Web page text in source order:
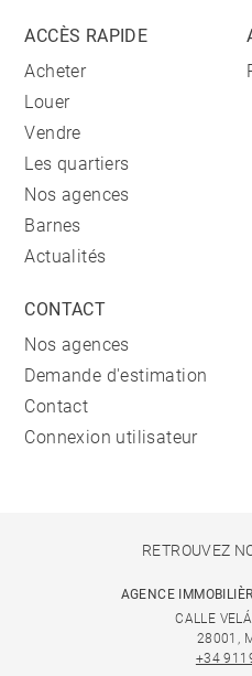
ACCÈS RAPIDE
Acheter
Louer
Vendre
Les quartiers
Nos agences
Barnes
Actualités
CONTACT
Nos agences
Demande d'estimation
Contact
Connexion utilisateur
RETROUVEZ
AGENCE
CALLE
28001,
+34